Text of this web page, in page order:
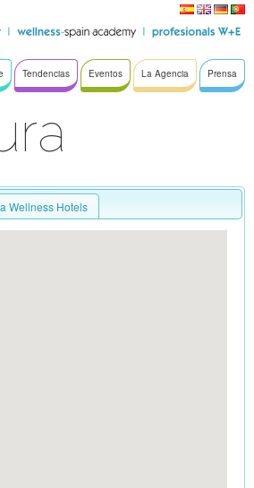
Tendencias Eventos La Agencia Prensa
Wellness Hotels